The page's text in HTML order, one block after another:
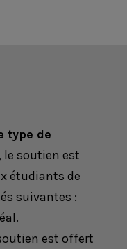
type de
le soutien est
étudiants de
suivantes :
est offert